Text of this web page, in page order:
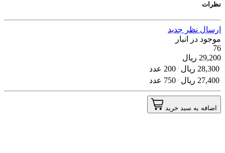
نظرات
ارسال نظر جدید
موجود در انبار
76
29,200 ریال
28,300 ریال
200 عدد
27,400 ریال 750 عدد
اضافه به سبد خرید